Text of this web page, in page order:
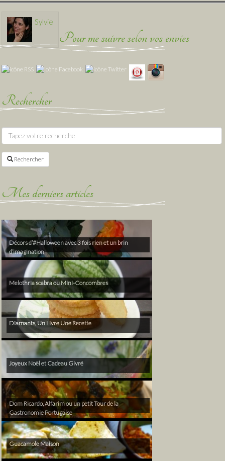
Sylvie
Pour me suivre selon vos envies
Rechercher
Rechercher
Mes derniers articles
Décors d’#Halloween avec 3 fois rien et un brin
d’imagination
Melothria scabra ou Mini-Concombres
Diamants, Un Livre Une Recette
Joyeux Noël et Cadeau Givré
Dom Ricardo, Alfarim ou un petit Tour de la
Gastronomie Portugaise
Guacamole Maison